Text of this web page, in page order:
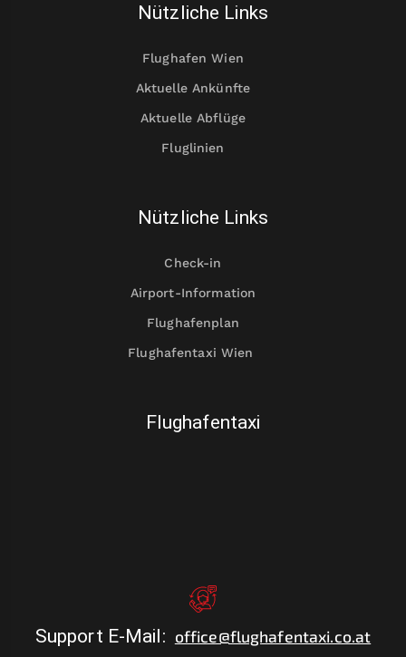
Nützliche Links
Flughafen Wien
Aktuelle Ankünfte
Aktuelle Abflüge
Fluglinien
Nützliche Links
Check-in
Airport-Information
Flughafenplan
Flughafentaxi Wien
Flughafentaxi
Support E-Mail: office@flughafentaxi.co.at